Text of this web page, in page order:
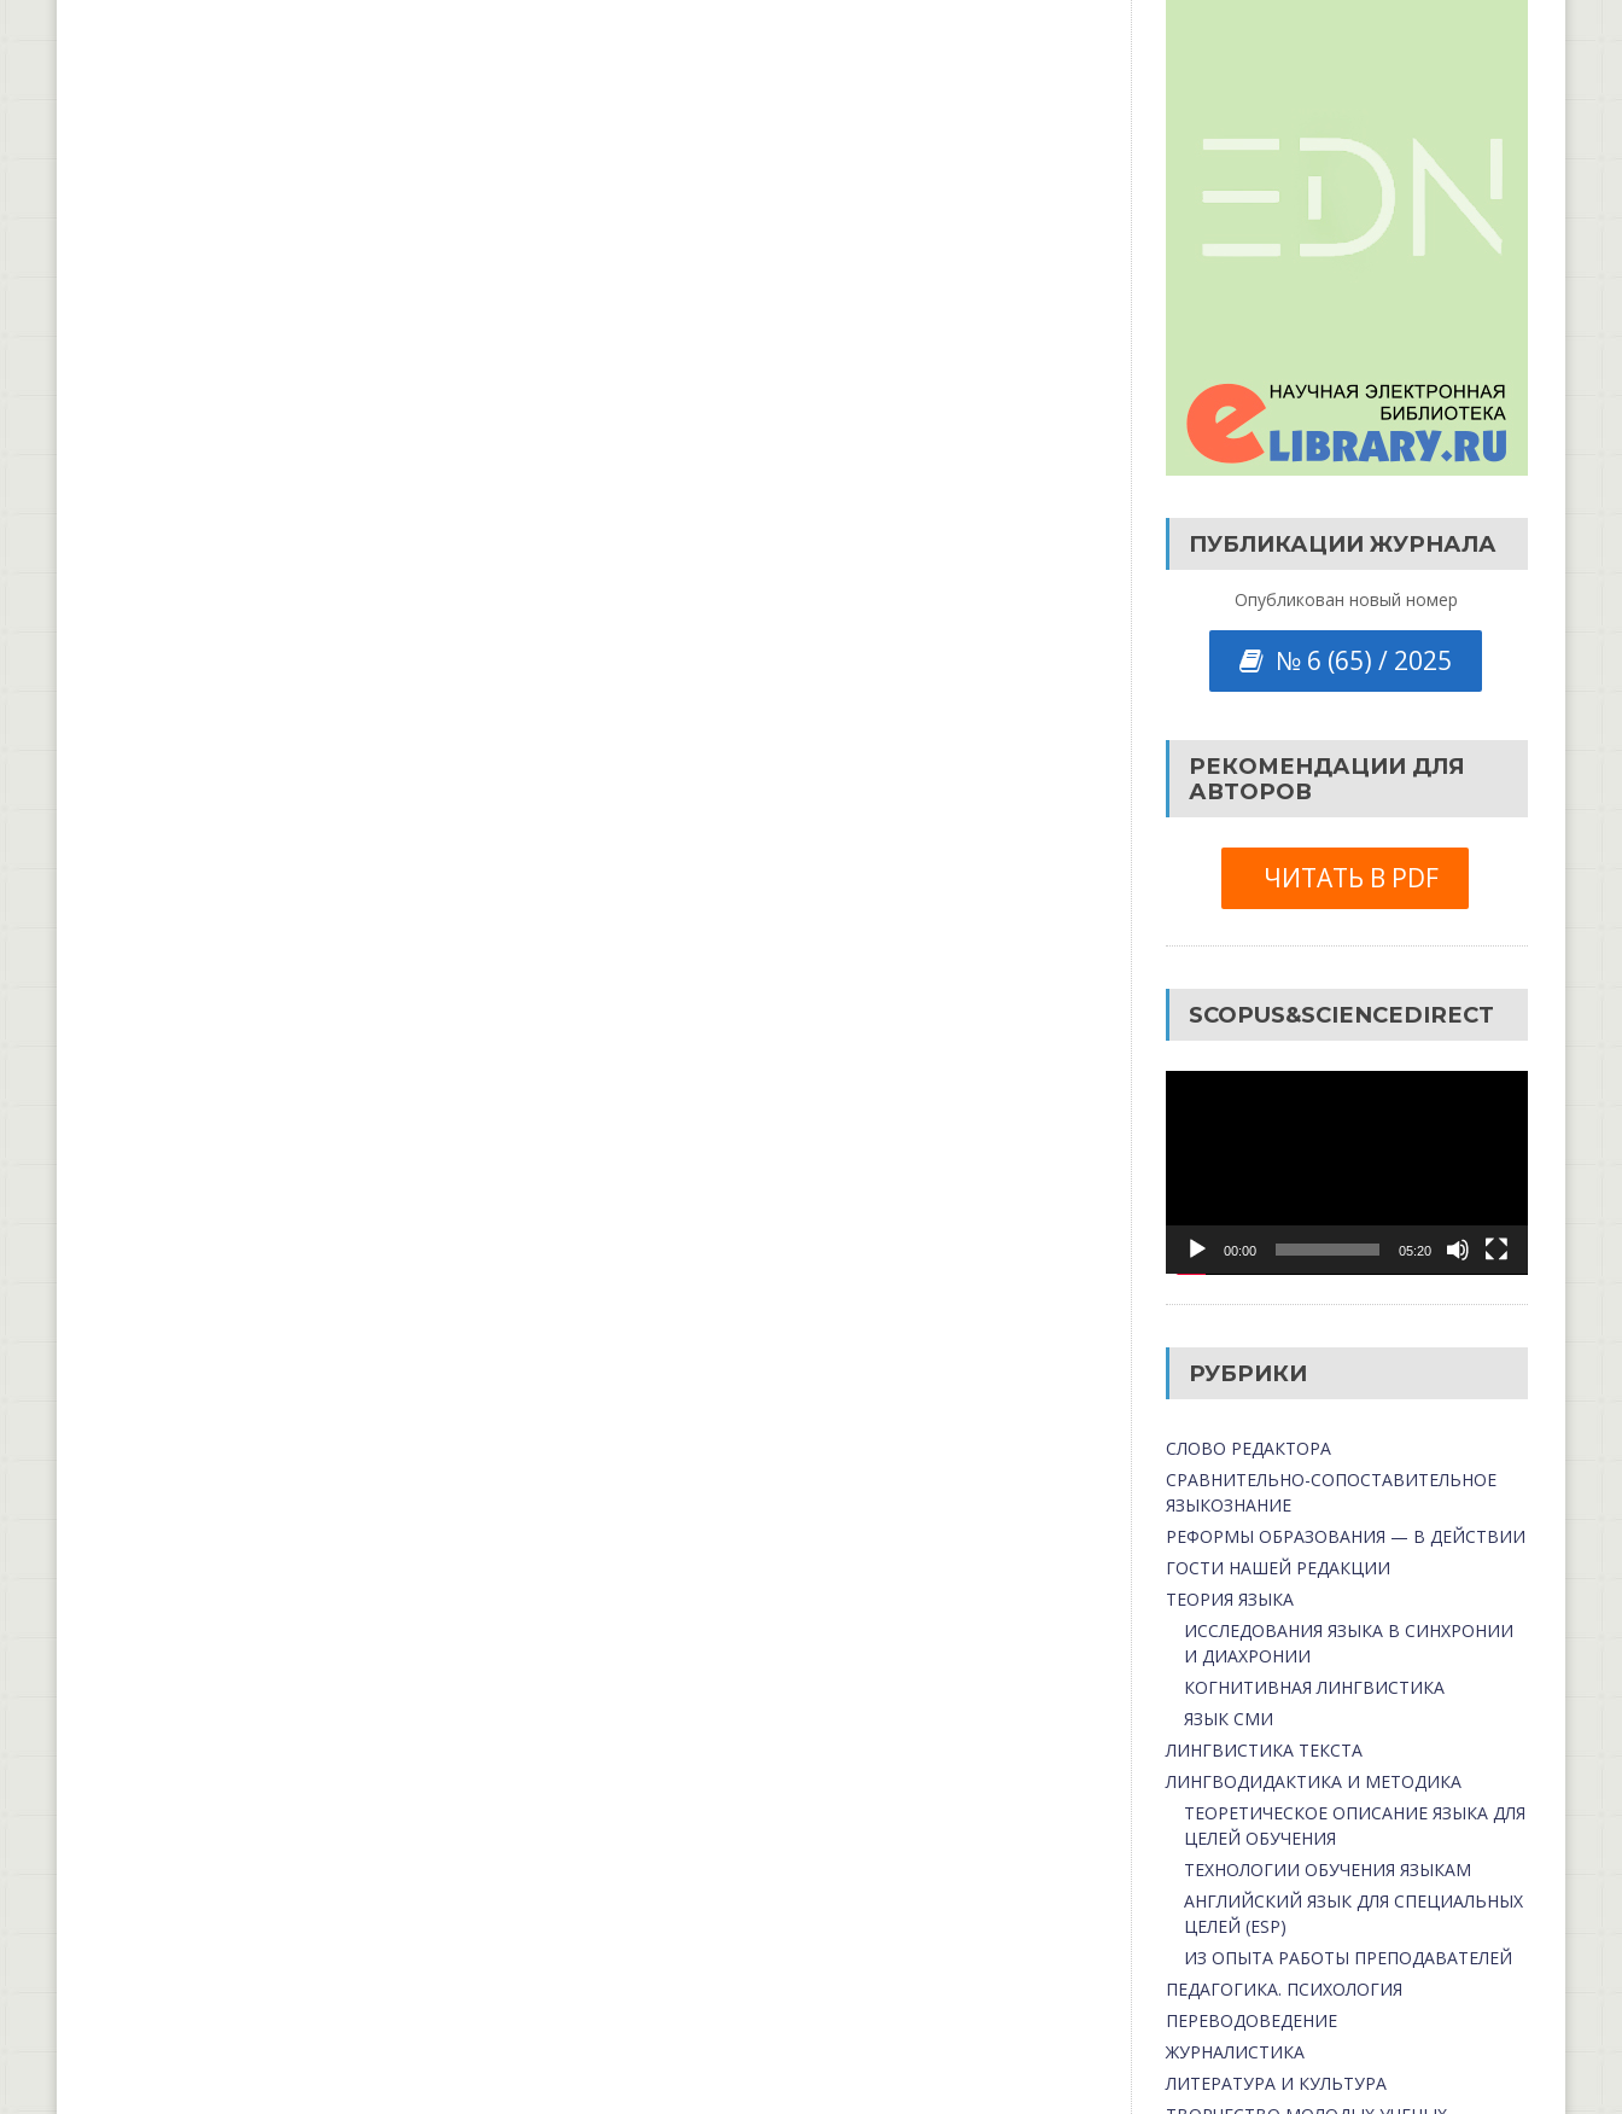
ПУБЛИКАЦИИ ЖУРНАЛА
Опубликован новый номер
№ 6 (65) / 2025
РЕКОМЕНДАЦИИ ДЛЯ
АВТОРОВ
ЧИТАТЬ В PDF
SCOPUS&SCIENCEDIRECT
00:00 05:20
РУБРИКИ
СЛОВО РЕДАКТОРА
СРАВНИТЕЛЬНО-СОПОСТАВИТЕЛЬНОЕ
ЯЗЫКОЗНАНИЕ
РЕФОРМЫ ОБРАЗОВАНИЯ — В ДЕЙСТВИИ
ГОСТИ НАШЕЙ РЕДАКЦИИ
ТЕОРИЯ ЯЗЫКА
ИССЛЕДОВАНИЯ ЯЗЫКА В СИНХРОНИИ
И ДИАХРОНИИ
КОГНИТИВНАЯ ЛИНГВИСТИКА
ЯЗЫК СМИ
ЛИНГВИСТИКА ТЕКСТА
ЛИНГВОДИДАКТИКА И МЕТОДИКА
ТЕОРЕТИЧЕСКОЕ ОПИСАНИЕ ЯЗЫКА ДЛЯ
ЦЕЛЕЙ ОБУЧЕНИЯ
ТЕХНОЛОГИИ ОБУЧЕНИЯ ЯЗЫКАМ
АНГЛИЙСКИЙ ЯЗЫК ДЛЯ СПЕЦИАЛЬНЫХ
ЦЕЛЕЙ (ESP)
ИЗ ОПЫТА РАБОТЫ ПРЕПОДАВАТЕЛЕЙ
ПЕДАГОГИКА. ПСИХОЛОГИЯ
ПЕРЕВОДОВЕДЕНИЕ
ЖУРНАЛИСТИКА
ЛИТЕРАТУРА И КУЛЬТУРА